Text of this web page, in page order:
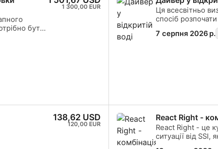
бути
курсу
Scuba Diver,
&
1 300,00 EUR
Ця всесвітньо
спосіб
сертифікований
навчання
7 серпня 2026 р.
138,62 USD
120,00 EUR
React Right -
React Right - це
ситуації від SSI,
необхідні для